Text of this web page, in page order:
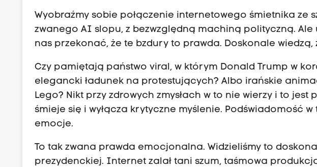
Wyobraźmy sobie połączenie internetowego śmietnika ze
zwanego AI slopu, z bezwzględną machiną polityczną. Ale
nas przekonać, że te bzdury to prawda. Doskonale wiedzą,
Czy pamiętają państwo viral, w którym Donald Trump w
elegancki ładunek na protestujących?Albo irańskie
Lego? Nikt przy zdrowych zmysłach w to nie wierzy i to jest
śmieje się i wyłącza krytyczne myślenie. Podświadomość w
emocje.
To tak zwana prawda emocjonalna.Widzieliśmy to
prezydenckiej. Internet zalał tani szum, taśmowa